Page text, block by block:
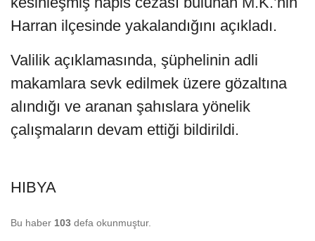
Harran ilçesinde yakalandığını açıkladı.
Valilik açıklamasında, şüphelinin adli
makamlara sevk edilmek üzere gözaltına
alındığı ve aranan şahıslara yönelik
çalışmaların devam ettiği bildirildi.
HIBYA
Bu haber 103 defa okunmuştur.